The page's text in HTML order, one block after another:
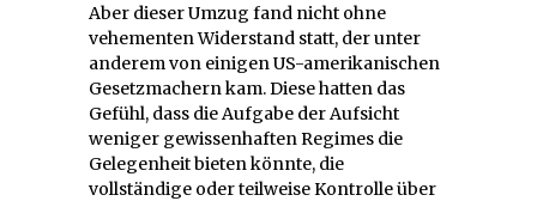
Aber dieser Umzug fand nicht ohne
vehementen Widerstand statt, der unter
anderem von einigen US-amerikanischen
Gesetzmachern kam. Diese hatten das
Gefühl, dass die Aufgabe der Aufsicht
weniger gewissenhaften Regimes die
Gelegenheit bieten könnte, die
vollständige oder teilweise Kontrolle über